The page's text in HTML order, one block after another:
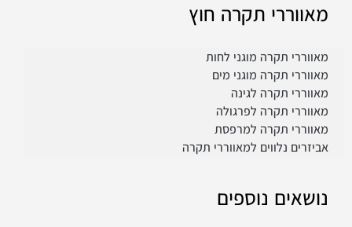
מאווררי תקרה חוץ
מאווררי תקרה מוגני לחות
מאווררי תקרה מוגני מים
מאווררי תקרה לגינה
מאווררי תקרה לפרגולה
מאווררי תקרה למרפסת
אביזרים נלווים למאווררי תקרה
נושאים נוספים